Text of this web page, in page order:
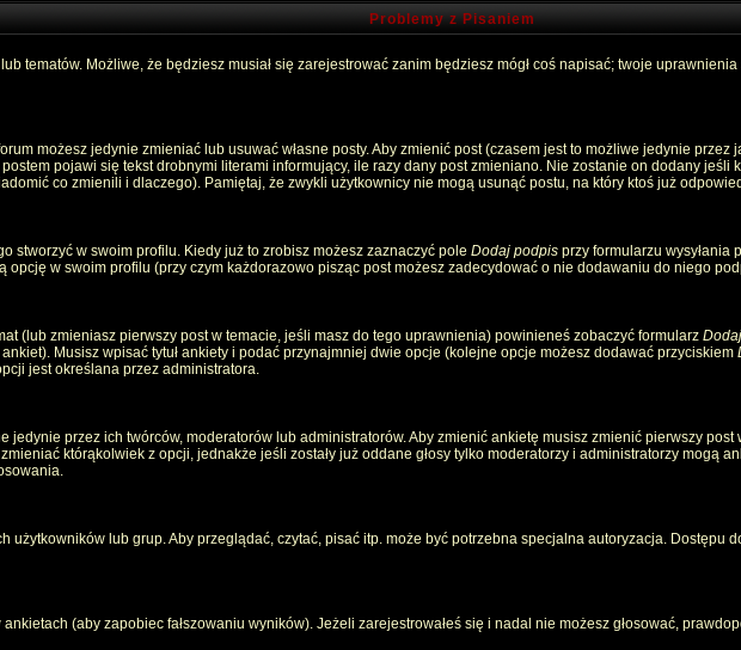
Problemy z Pisaniem
tematów. Możliwe, że będziesz musiał się zarejestrować zanim będziesz mógł coś napisać; twoje
możesz jedynie zmieniać lub usuwać własne posty. Aby zmienić post (czasem jest to możliwe jedynie
pojawi się tekst drobnymi literami informujący, ile razy dany post zmieniano. Nie zostanie on dodany jeśli
co zmienili i dlaczego). Pamiętaj, że zwykli użytkownicy nie mogą usunąć postu, na który ktoś już
stworzyć w swoim profilu. Kiedy już to zrobisz możesz zaznaczyć pole Dodaj podpis przy formularzu wysyłania
w swoim profilu (przy czym każdorazowo pisząc post możesz zadecydować o nie dodawaniu do niego
(lub zmieniasz pierwszy post w temacie, jeśli masz do tego uprawnienia) powinieneś zobaczyć formularz
Musisz wpisać tytuł ankiety i podać przynajmniej dwie opcje (kolejne opcje możesz dodawać przyciskiem
jest określana przez administratora.
jedynie przez ich twórców, moderatorów lub administratorów. Aby zmienić ankietę musisz zmienić pierwszy
którąkolwiek z opcji, jednakże jeśli zostały już oddane głosy tylko moderatorzy i administratorzy mogą
użytkowników lub grup. Aby przeglądać, czytać, pisać itp. może być potrzebna specjalna autoryzacja.
(aby zapobiec fałszowaniu wyników). Jeżeli zarejestrowałeś się i nadal nie możesz głosować,